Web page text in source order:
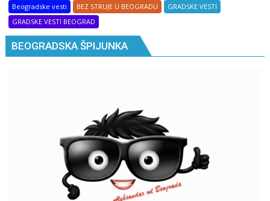
Beogradske vesti
BEZ STRUJE U BEOGRADU
GRADSKE VESTI
GRADSKE VESTI BEOGRAD
BEOGRADSKA ŠPIJUNKA